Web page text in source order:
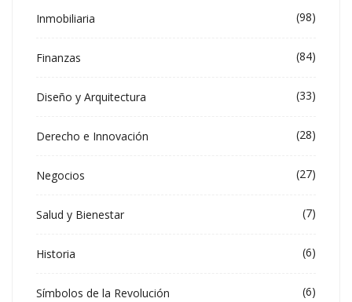
Inmobiliaria (98)
Finanzas (84)
Diseño y Arquitectura (33)
Derecho e Innovación (28)
Negocios (27)
Salud y Bienestar (7)
Historia (6)
Símbolos de la Revolución (6)